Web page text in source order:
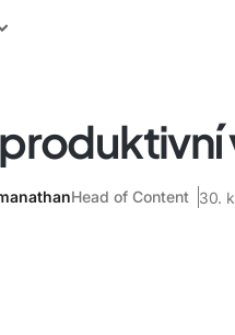
Head of Content 30.